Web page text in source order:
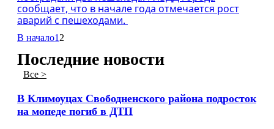
сообщает, что в начале года отмечается рост
аварий с пешеходами.
В начало1 2
Последние новости
Все >
В Климоуцах Свободненского района подросток
на мопеде погиб в ДТП